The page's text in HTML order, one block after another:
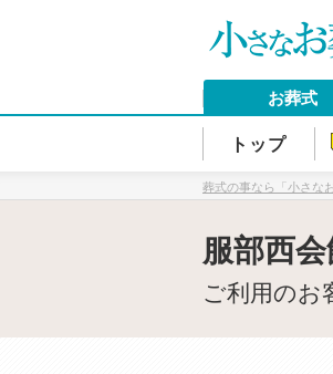
お葬式
トップ
葬式の事なら「小さな
服部西
ご利用のお